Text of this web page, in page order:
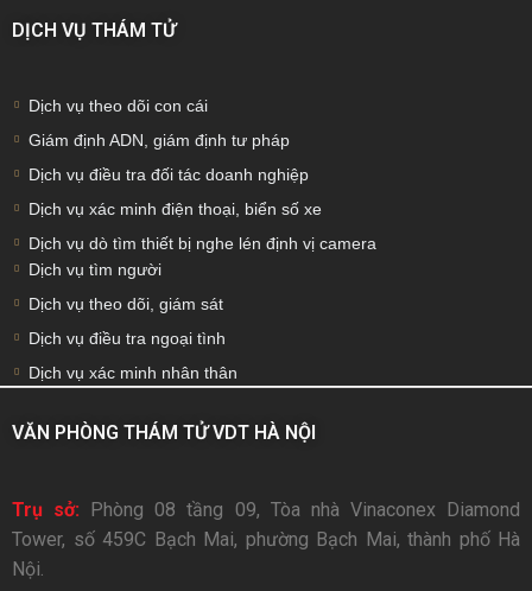
DỊCH VỤ THÁM TỬ
Dịch vụ theo dõi con cái
Giám định ADN, giám định tư pháp
Dịch vụ điều tra đối tác doanh nghiệp
Dịch vụ xác minh điện thoại, biển số xe
Dịch vụ dò tìm thiết bị nghe lén định vị camera
Dịch vụ tìm người
Dịch vụ theo dõi, giám sát
Dịch vụ điều tra ngoại tình
Dịch vụ xác minh nhân thân
VĂN PHÒNG THÁM TỬ VDT HÀ NỘI
Trụ sở: Phòng 08 tầng 09, Tòa nhà Vinaconex Diamond
Tower, số 459C Bạch Mai, phường Bạch Mai, thành phố Hà
Nội.